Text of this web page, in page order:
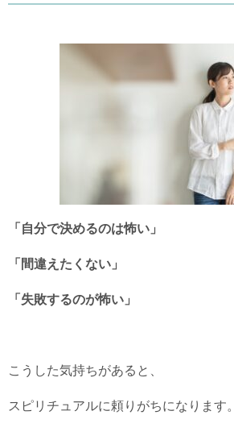
「自分で決めるのは怖い」
「間違えたくない」
「失敗するのが怖い」
こうした気持ちがあると、
スピリチュアルに頼りがちになります。